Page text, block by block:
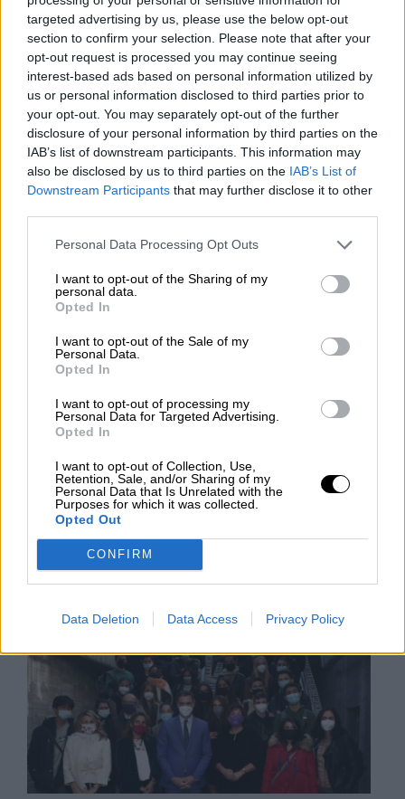
targeted advertising by us, please use the below opt-out
section to confirm your selection. Please note that after your
opt-out request is processed you may continue seeing
interest-based ads based on personal information utilized by
us or personal information disclosed to third parties prior to
your opt-out. You may separately opt-out of the further
disclosure of your personal information by third parties on the
IAB’s list of downstream participants. This information may
also be disclosed by us to third parties on the IAB’s List of
Downstream Participants that may further disclose it to other
Personal Data Processing Opt Outs
I want to opt-out of the Sharing of my
personal data.
Opted In
I want to opt-out of the Sale of my
Personal Data.
Opted In
I want to opt-out of processing my
Personal Data for Targeted Advertising.
Opted In
I want to opt-out of Collection, Use,
Retention, Sale, and/or Sharing of my
Personal Data that Is Unrelated with the
Purposes for which it was collected.
Opted Out
CONFIRM
Data Deletion Data Access Privacy Policy
NOTICIAS MAS VISTAS
LABERINTO ESPAÑOL |
Sánchez clausura los 'Diálogos sobre
que queremos ser dentro de 30 años"
Gobierno debe pensar no solamente en las
próximas elecciones, sino en las próximas
generaciones". Es lo que se ha pretendido con la
realizado entre septiembre y diciembre en las 17
comunidades autónomas y que servido para
buscar soluciones a cuestiones tan importantes
como la energía, la digitalización, la ciencia, la
pobreza, la desigualdad, etc.
AUTOR JOSE LUIS MARTÍN
MARTES, 14 DICIEMBRE 2021